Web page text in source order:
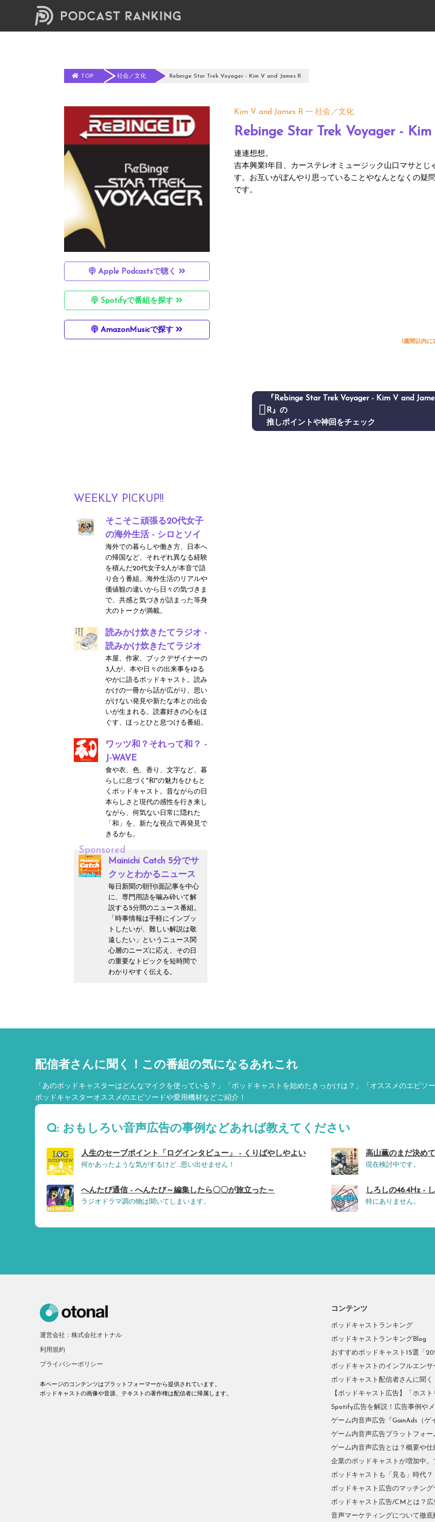
TOP 社会／文化 Rebinge Star Trek Voyager - Kim V and James R
Apple Podcastsで聴く
Spotifyで番組を探す
AmazonMusicで探す
WEEKLY PICKUP!!
そこそこ頑張る20代女子
の海外生活 - シロとソイ
海外での暮らしや働き方、日本へ
の帰国など、それぞれ異なる経験
を積んだ20代女子2人が本音で語
り合う番組。海外生活のリアルや
価値観の違いから日々の気づきま
で、共感と気づきが詰まった等身
大のトークが満載。
読みかけ炊きたてラジオ -
読みかけ炊きたてラジオ
本屋、作家、ブックデザイナーの
3人が、本や日々の出来事をゆる
やかに語るポッドキャスト。読み
かけの一冊から話が広がり、思い
がけない発見や新たな本との出会
いが生まれる。読書好きの心をほ
ぐす、ほっとひと息つける番組。
ワッツ和？それって和？ -
J-WAVE
食や衣、色、香り、文字など、暮
らしに息づく"和"の魅力をひもと
くポッドキャスト。昔ながらの日
本らしさと現代の感性を行き来し
ながら、何気ない日常に隠れた
「和」を、新たな視点で再発見で
きるかも。
Sponsored
Mainichi Catch 5分でサ
クッとわかるニュース
毎日新聞の朝刊1面記事を中心
に、専門用語を噛み砕いて解
説する5分間のニュース番組。
「時事情報は手軽にインプッ
トしたいが、難しい解説は敬
遠したい」というニュース関
心層のニーズに応え、その日
の重要なトピックを短時間で
わかりやすく伝える。
Kim V and James R 社会／文化
Rebinge Star Trek Voyager -
連連想想。
吉本興業1年目、カーステレオミュージック山口マサと
す。お互いがぼんやり思っていることやなんとなくの疑
です。
1週間以内
『Rebinge Star Trek Voyager - Kim V and
R』の
推しポイントや神回をチェック
配信者さんに聞く！ この番組の気になるあれこれ
「あのポッドキャスターはどんなマイクを使っている？」「ポッドキャストを始めたきっかけは？」「オススメのエピソー
ポッドキャスターオススメのエピソードや愛用機材などご紹介！
Q: おもしろい音声広告の事例などあれば教えてください
人生のセーブポイント「ログインタビュー」 - くりばやしやよい
何かあったような気がするけど…思い出せません！
高山薫のまだ決め
現在検討中です。
へんたび通信 - へんたび～編集したら〇〇が旅立った～
ラジオドラマ調の物は聞いてしまいます。
しろしの46.4Hz -
特にありません。
運営会社：株式会社オトナル
利用規約
プライバシーポリシー
本ページのコンテンツはプラットフォーマーから提供されています。
ポッドキャストの画像や音源、テキストの著作権は配信者に帰属します。
コンテンツ
ポッドキャストランキング
ポッドキャストランキングBlog
おすすめポッドキャスト15選「
ポッドキャストのインフルエン
ポッドキャスト配信者さんに聞
【ポッドキャスト広告】「ホス
Spotify広告を解説！広告事例や
ゲーム内音声広告『GainAds（ゲ
ゲーム内音声広告プラットフォー
ゲーム内音声広告とは？概要や
企業のポッドキャストが増加中
ポッドキャストも「見る」時代
ポッドキャスト広告のマッチン
ポッドキャスト広告/CMとは？
音声マーケティングについて徹底